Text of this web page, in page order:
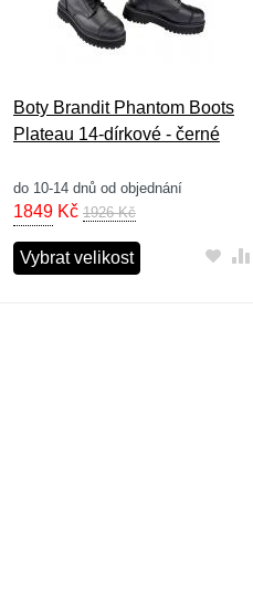
Boty Brandit Phantom Boots
Plateau 14-dírkové - černé
do 10-14 dnů od objednání
1849 Kč 1926 Kč
Vybrat velikost